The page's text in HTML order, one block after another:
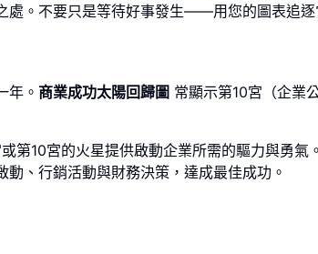
處。不要只是等待好事發生——用您的圖表追逐
年。 商業成功太陽回歸圖 常顯示第10宮（企業
第10宮的火星提供啟動企業所需的驅力與勇氣
、行銷活動與財務決策，達成最佳成功。